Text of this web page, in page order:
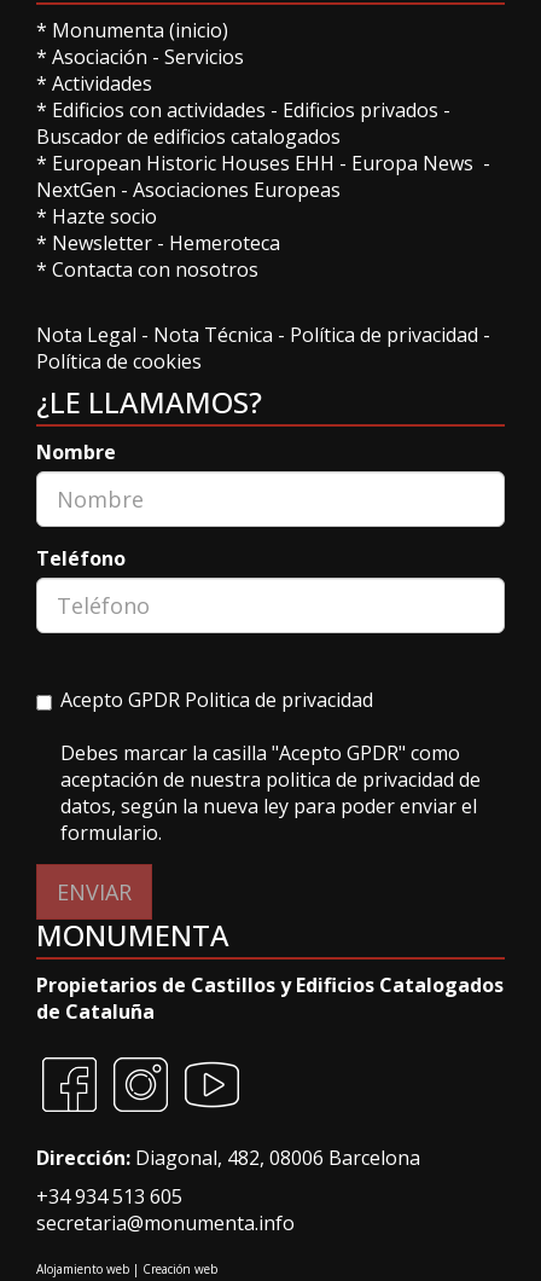
* Monumenta (inicio)
* Asociación - Servicios
* Actividades
* Edificios con actividades - Edificios privados -
Buscador de edificios catalogados
* European Historic Houses EHH - Europa News -
NextGen - Asociaciones Europeas
* Hazte socio
* Newsletter - Hemeroteca
* Contacta con nosotros
Nota Legal - Nota Técnica - Política de privacidad -
Política de cookies
¿LE LLAMAMOS?
Nombre
Teléfono
Acepto GPDR Politica de privacidad
Debes marcar la casilla "Acepto GPDR" como
aceptación de nuestra politica de privacidad de
datos, según la nueva ley para poder enviar el
formulario.
ENVIAR
MONUMENTA
Propietarios de Castillos y Edificios Catalogados
de Cataluña
Dirección: Diagonal, 482, 08006 Barcelona
+34 934 513 605
secretaria@monumenta.info
Alojamiento web | Creación web